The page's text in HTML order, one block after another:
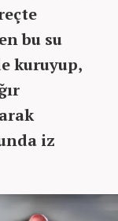
bu su
kuruyup,
iz